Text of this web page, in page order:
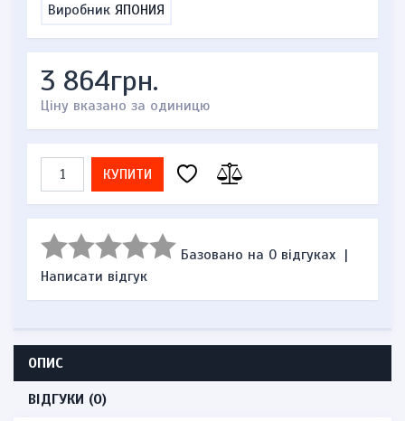
Виробник ЯПОНИЯ
3 864грн.
Ціну вказано за одиницю
КУПИТИ
Базовано на 0 відгуках |
Написати відгук
ОПИС
ВІДГУКИ (0)